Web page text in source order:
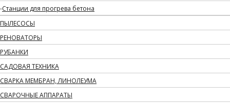
Станции для прогрева бетона
ПЫЛЕСОСЫ
РЕНОВАТОРЫ
РУБАНКИ
САДОВАЯ ТЕХНИКА
СВАРКА МЕМБРАН, ЛИНОЛЕУМА
СВАРОЧНЫЕ АППАРАТЫ